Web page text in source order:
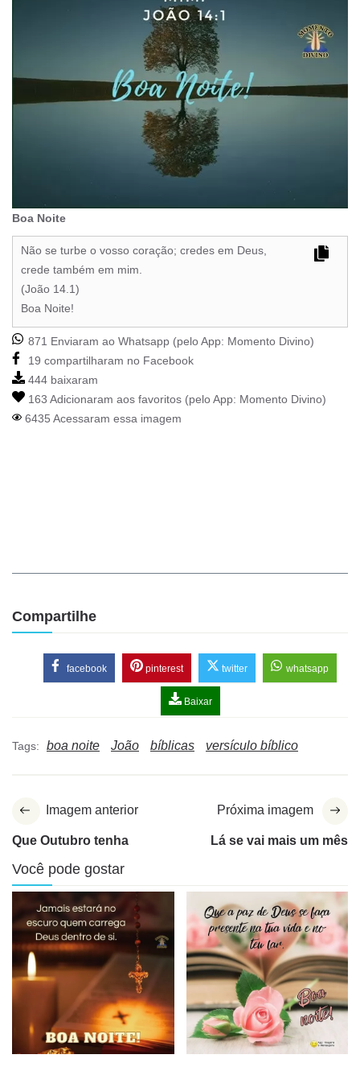
Boa Noite
Não se turbe o vosso coração; credes em Deus,
crede também em mim.
(João 14.1)
Boa Noite!
871 Enviaram ao Whatsapp (pelo App: Momento Divino)
19 compartilharam no Facebook
444 baixaram
163 Adicionaram aos favoritos (pelo App: Momento Divino)
6435 Acessaram essa imagem
Compartilhe
facebook pinterest twitter whatsapp
Baixar
Tags: boa noite João bíblicas versículo bíblico
Imagem anterior
Que Outubro tenha
Próxima imagem
Lá se vai mais um mês
Você pode gostar